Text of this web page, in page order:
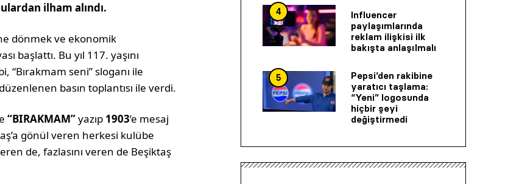
ilham alındı.
dönmek ve ekonomik
başlattı. Bu yıl 117. yaşını
“Bırakmam seni” sloganı ile
basın toplantısı ile verdi.
“BIRAKMAM”yazıp 1903’e mesaj
gönül veren herkesi kulübe
de, fazlasını veren de Beşiktaş
4
Influencer
paylaşımlarında
reklam ilişkisi ilk
bakışta anlaşılmalı
5
Pepsi’den rakibine
yaratıcı taşlama:
“Yeni” logosunda
hiçbir şeyi
değiştirmedi